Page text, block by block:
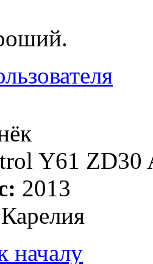
Y61 ZD30
2013
Карелия
началу